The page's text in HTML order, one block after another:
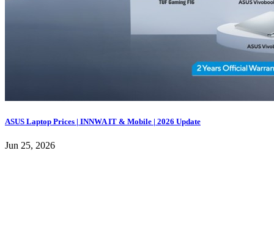
ASUS Laptop Prices | INNWA IT & Mobile | 2026 Update
Jun 25, 2026